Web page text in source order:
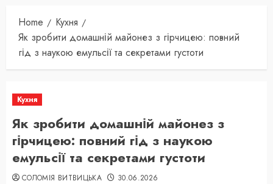
Home
Кухня
Як зробити домашній майонез з гірчицею: повний
гід з наукою емульсії та секретами густоти
Кухня
Як зробити домашній майонез з
гірчицею: повний гід з наукою
емульсії та секретами густоти
СОЛОМІЯ ВИТВИЦЬКА 30.06.2026